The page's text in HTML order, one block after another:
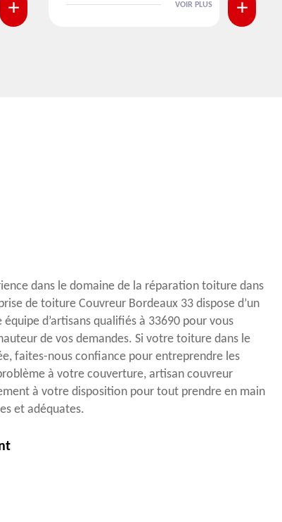
VOIR PLUS
dans le domaine de la réparation toiture dans
de toiture Couvreur Bordeaux 33 dispose d’un
d’artisans qualifiés à 33690 pour vous
de vos demandes. Si votre toiture dans le
faites-nous confiance pour entreprendre les
à votre couverture, artisan couvreur
à votre disposition pour tout prendre en main
et adéquates.